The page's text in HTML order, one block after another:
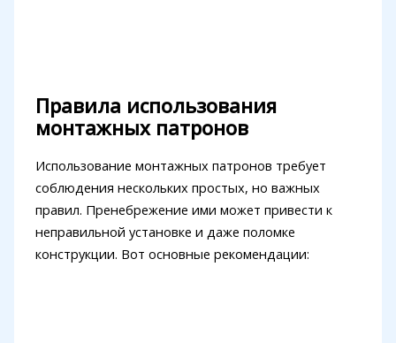
Правила использования
монтажных патронов
Использование монтажных патронов требует
соблюдения нескольких простых, но важных
правил. Пренебрежение ими может привести к
неправильной установке и даже поломке
конструкции. Вот основные рекомендации: